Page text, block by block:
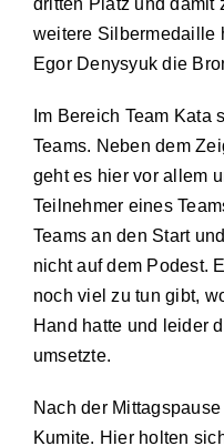
dritten Platz und damit
weitere Silbermedaille
Egor Denysyuk die
Im Bereich Team Kata
Teams. Neben dem
geht es hier vor allem
Teilnehmer eines
Teams an den Start
nicht auf dem Podest.
noch viel zu tun gibt,
Hand hatte und leider
umsetzte.
Nach der
Kumite. Hier holten